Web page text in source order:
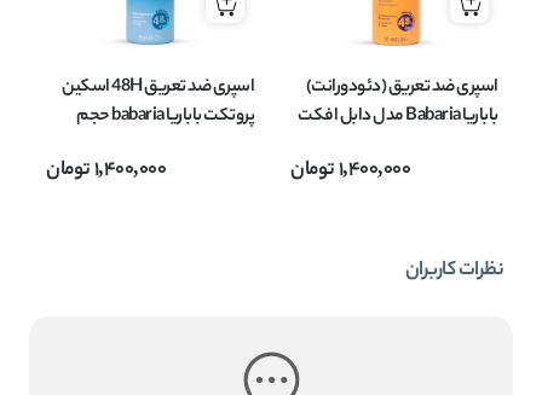
اسپری ضد تعریق (دئودورانت)
باباریا Babaria مدل دابل افکت
1,400,000تومان
اسپری ضد تعریق 48H اسکین
پروتکت باباریا babaria حجم
1,400,000تومان
نظرات کاربران